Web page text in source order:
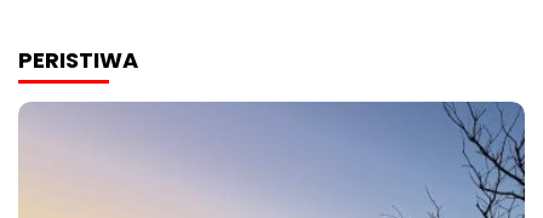
PERISTIWA